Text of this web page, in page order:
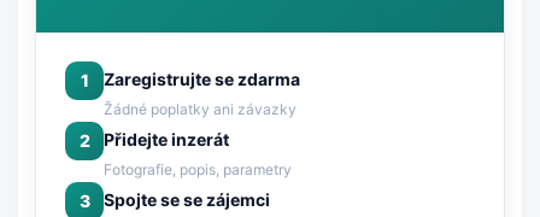
1 Zaregistrujte se zdarma
Žádné poplatky ani závazky
2 Přidejte inzerát
Fotografie, popis, parametry
3 Spojte se se zájemci